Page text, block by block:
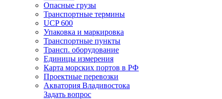
Опасные грузы
Транспортные термины
UCP 600
Упаковка и маркировка
Транспортные пункты
Трансп. оборудование
Единицы измерения
Карта морских портов в РФ
Проектные перевозки
Акватория Владивостока
Задать вопрос